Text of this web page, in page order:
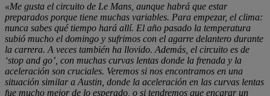
«Me gusta el circuito de Le Mans, aunque habrá que estar
preparados porque tiene muchas variables. Para empezar, el clima:
nunca sabes qué tiempo hará allí. El año pasado la temperatura
subió mucho el domingo y sufrimos con el agarre delantero durante
la carrera. A veces también ha llovido. Además, el circuito es de
‘stop and go’, con muchas curvas lentas donde la frenada y la
aceleración son cruciales. Veremos si nos encontramos en una
situación similar a Austin, donde la aceleración en las curvas lentas
fue mucho mejor de lo esperado, o si tendremos que encarar un